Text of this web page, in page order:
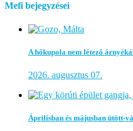
Mefi bejegyzései
A hőkupola nem létező
2026. augusztus 07.
Áprilisban és májusban ütött-